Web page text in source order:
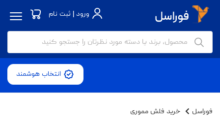
ورود | ثبت نام
انتخاب هوشمند
فوراسل خرید فلش مموری